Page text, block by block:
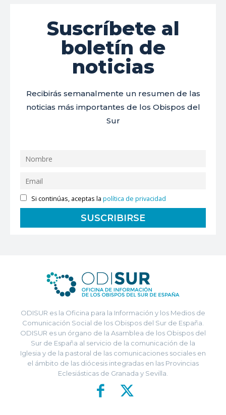
Suscríbete al
boletín de
noticias
Recibirás semanalmente un resumen de las
noticias más importantes de los Obispos del
Sur
Si continúas, aceptas lapolítica de privacidad
ODISUR es la Oficina para la Información y los Medios de
Comunicación Social de los Obispos del Sur de España.
ODISUR es un órgano de la Asamblea de los Obispos del
Sur de España al servicio de la comunicación de la
Iglesia y de la pastoral de las comunicaciones sociales en
el ámbito de las diócesis integradas en las Provincias
Eclesiásticas de Granada y Sevilla.